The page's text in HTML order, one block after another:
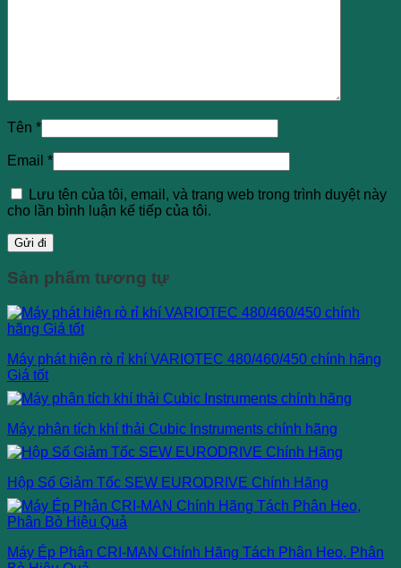
Tên *
Email *
Lưu tên của tôi, email, và trang web trong trình duyệt này
cho lần bình luận kế tiếp của tôi.
Sản phẩm tương tự
Máy phát hiện rò rỉ khí VARIOTEC 480/460/450 chính hãng
Giá tốt
Máy phân tích khí thải Cubic Instruments chính hãng
Hộp Số Giảm Tốc SEW EURODRIVE Chính Hãng
Máy Ép Phân CRI-MAN Chính Hãng Tách Phân Heo, Phân